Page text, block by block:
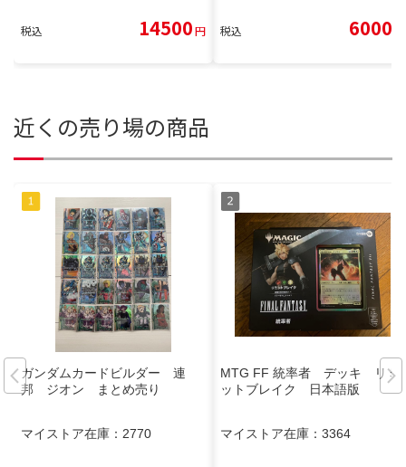
税込 14500円 税込 6000
近くの売り場の商品
ガンダムカードビルダー 連
邦 ジオン まとめ売り
マイストア在庫： 2770
MTG FF 統率者 デッキ リミ
ットブレイク 日本語版
マイストア在庫： 3364